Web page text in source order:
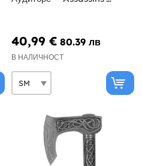
40,99 € 80.39 лв
В НАЛИЧНОСТ